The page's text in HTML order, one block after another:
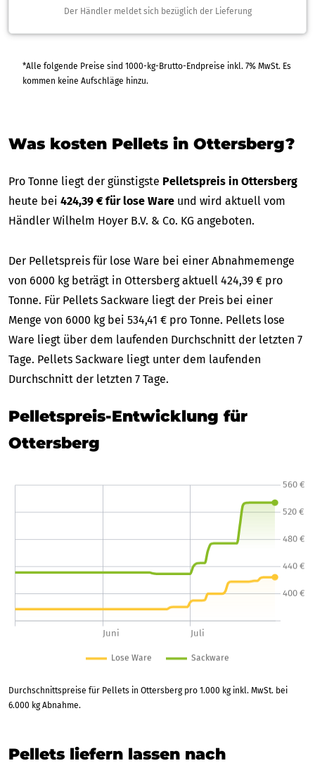
Der Händler meldet sich bezüglich der Lieferung
*Alle folgende Preise sind 1000-kg-Brutto-Endpreise inkl. 7% MwSt. Es
kommen keine Aufschläge hinzu.
Was kosten Pellets in Ottersberg?
Pro Tonne liegt der günstigste Pelletspreis in Ottersberg
heute bei 424,39 € für lose Ware und wird aktuell vom
Händler Wilhelm Hoyer B.V. & Co. KG angeboten.
Der Pelletspreis für lose Ware bei einer Abnahmemenge
von 6000 kg beträgt in Ottersberg aktuell 424,39 € pro
Tonne. Für Pellets Sackware liegt der Preis bei einer
Menge von 6000 kg bei 534,41 € pro Tonne. Pellets lose
Ware liegt über dem laufenden Durchschnitt der letzten 7
Tage. Pellets Sackware liegt unter dem laufenden
Durchschnitt der letzten 7 Tage.
Pelletspreis-Entwicklung für
Ottersberg
Durchschnittspreise für Pellets in Ottersberg pro 1.000 kg inkl. MwSt. bei
6.000 kg Abnahme.
Pellets liefern lassen nach